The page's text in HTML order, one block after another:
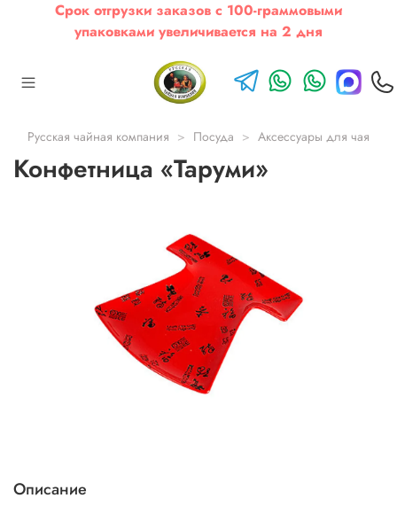
Срок отгрузки заказов с 100-граммовыми
упаковками увеличивается на 2 дня
Русская чайная компания Посуда Аксессуары для чая
Конфетница «Таруми»
Описание